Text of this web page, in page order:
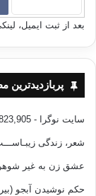
بعد از ثبت ایمیل،
سایت نوگرا - 823,905 بازدید
شعر، زندگی
عشق زن به غیر شوهر
حکم نوشیدن آبجو